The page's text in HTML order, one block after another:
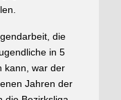
die
in 5
kann, war der
Jahren der